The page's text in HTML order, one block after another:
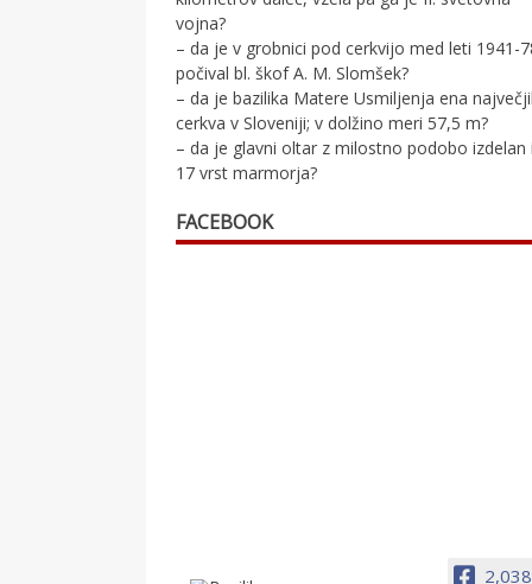
vojna?
– da je v grobnici pod cerkvijo med leti 1941-
počival bl. škof A. M. Slomšek?
– da je bazilika Matere Usmiljenja ena
cerkva v Sloveniji; v dolžino meri 57,5 m?
– da je glavni oltar z milostno podobo izdelan
17 vrst marmorja?
FACEBOOK
2,038